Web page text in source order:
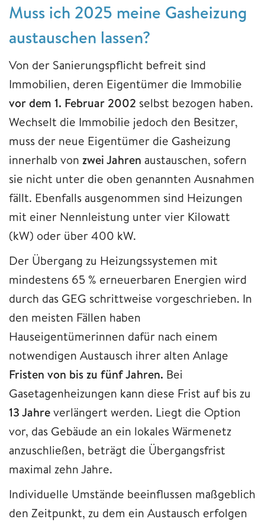
Muss ich 2025 meine Gasheizung
austauschen lassen?
Von der Sanierungspflicht befreit sind
Immobilien, deren Eigentümer die Immobilie
vor dem 1. Februar 2002 selbst bezogen haben.
Wechselt die Immobilie jedoch den Besitzer,
muss der neue Eigentümer die Gasheizung
innerhalb von zwei Jahren austauschen, sofern
sie nicht unter die oben genannten Ausnahmen
fällt. Ebenfalls ausgenommen sind Heizungen
mit einer Nennleistung unter vier Kilowatt
(kW) oder über 400 kW.
Der Übergang zu Heizungssystemen mit
mindestens 65 % erneuerbaren Energien wird
durch das GEG schrittweise vorgeschrieben. In
den meisten Fällen haben
Hauseigentümerinnen dafür nach einem
notwendigen Austausch ihrer alten Anlage
Fristen von bis zu fünf Jahren. Bei
Gasetagenheizungen kann diese Frist auf bis zu
13 Jahreverlängert werden. Liegt die Option
vor, das Gebäude an ein lokales Wärmenetz
anzuschließen, beträgt die Übergangsfrist
maximal zehn Jahre.
Individuelle Umstände beeinflussen maßgeblich
den Zeitpunkt, zu dem ein Austausch erfolgen